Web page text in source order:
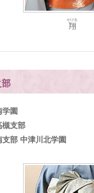
翔
かける
部
学園
槻支部
支部 中津川北学園